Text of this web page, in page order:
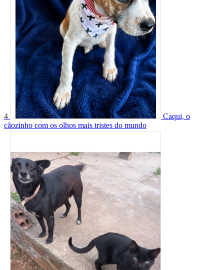
4
Caqui, o
cãozinho com os olhos mais tristes do mundo